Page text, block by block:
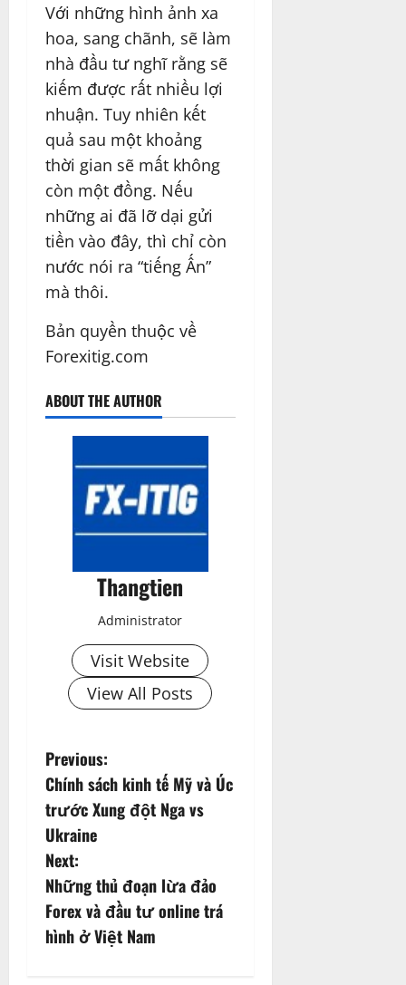
Với những hình ảnh xa
hoa, sang chãnh, sẽ làm
nhà đầu tư nghĩ rằng sẽ
kiếm được rất nhiều lợi
nhuận. Tuy nhiên kết
quả sau một khoảng
thời gian sẽ mất không
còn một đồng. Nếu
những ai đã lỡ dại gửi
tiền vào đây, thì chỉ còn
nước nói ra “tiếng Ấn”
mà thôi.
Bản quyền thuộc về
Forexitig.com
ABOUT THE AUTHOR
Thangtien
Administrator
Visit Website
View All Posts
P
o
s
t
n
a
Previous:
Chính sách kinh tế Mỹ và Úc
trước Xung đột Nga vs
Ukraine
Next:
Những thủ đoạn lừa đảo
Forex và đầu tư online trá
hình ở Việt Nam